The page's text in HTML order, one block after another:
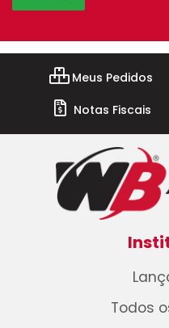
Meus Pedidos
Notas Fiscais
Todos